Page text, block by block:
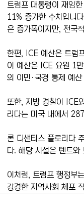
트럼프 대통령이 재임
11% 증가한 수치입니
은 증가폭이지만, 전국
한편, ICE 예산은 트럼
이 예산은 ICE 요원 1
의 이민·국경 통제 예
또한, 지방 경찰이 ICE
리다는 미국 내에서
론 디샌티스 플로리다
다. 해당 시설은 텐트와
이처럼, 트럼프 행정부
강경한 지역사회 체포